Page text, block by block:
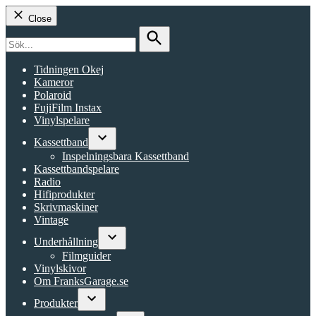
Close
for:
Search
Tidningen Okej
Kameror
Polaroid
FujiFilm Instax
Vinylspelare
Kassettband
Open
dropdown
menu
Inspelningsbara Kassettband
Kassettbandspelare
Radio
Hifiprodukter
Skrivmaskiner
Vintage
Underhållning
Open
Filmguider
Vinylskivor
Om FranksGarage.se
Produkter
Open